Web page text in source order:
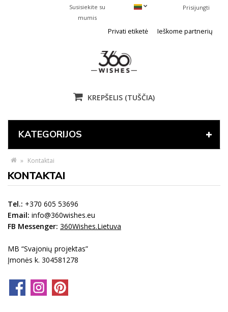
Prisijungti
Susisiekite su
mumis
Ieškome partnerių
Privati etiketė
KREPŠELIS (TUŠČIA)
KATEGORIJOS
» Kontaktai
KONTAKTAI
Tel.: +370 605 53696
Email: info@360wishes.eu
FB Messenger: 360Wishes.Lietuva
MB “Svajonių projektas”
Įmonės k. 304581278